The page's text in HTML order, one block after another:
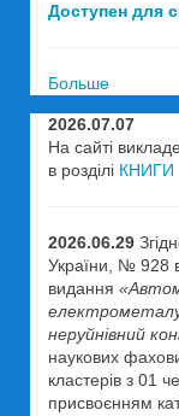
Доступен для
Больше
2026.07.07
На сайті
в розділі КНИГИ
2026.06.29
України, № 928
видання
неруйнівний
наукових
кластерів з 01
присвоєнням